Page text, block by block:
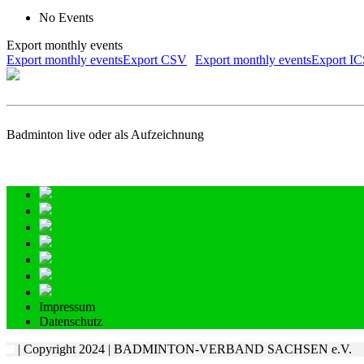
No Events
Export monthly events
Export monthly eventsExport CSV Export monthly eventsExport
Badminton live oder als Aufzeichnung
Impressum
Datenschutz
| Copyright 2024 | BADMINTON-VERBAND SACHSEN e.V.